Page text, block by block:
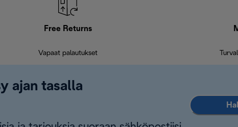
Free Returns
Vapaat palautukset
ajan tasalla